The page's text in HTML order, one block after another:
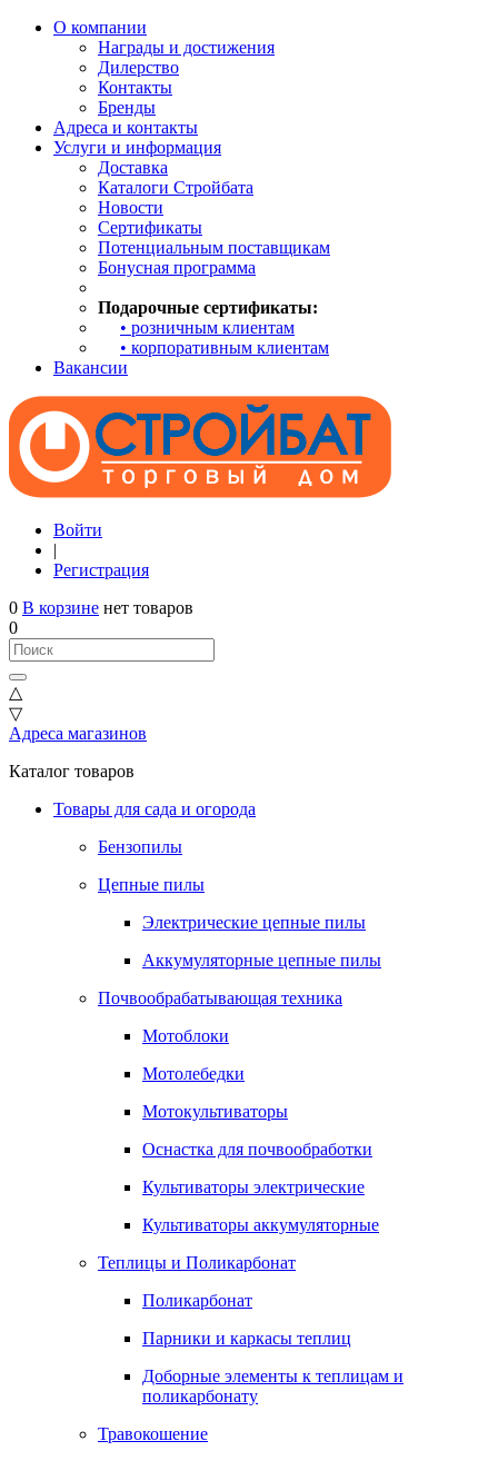
О компании
Награды и достижения
Дилерство
Контакты
Бренды
Адреса и контакты
Услуги и информация
Доставка
Каталоги Стройбата
Новости
Сертификаты
Потенциальным поставщикам
Бонусная программа
Подарочные сертификаты:
• розничным клиентам
• корпоративным клиентам
Вакансии
Войти
|
Регистрация
0 В корзине нет товаров
0
△
▽
Адреса магазинов
Каталог товаров
Товары для сада и огорода
Бензопилы
Цепные пилы
Электрические цепные пилы
Аккумуляторные цепные пилы
Почвообрабатывающая техника
Мотоблоки
Мотолебедки
Мотокультиваторы
Оснастка для почвообработки
Культиваторы электрические
Культиваторы аккумуляторные
Теплицы и Поликарбонат
Поликарбонат
Парники и каркасы теплиц
Доборные элементы к теплицам и
поликарбонату
Травокошение